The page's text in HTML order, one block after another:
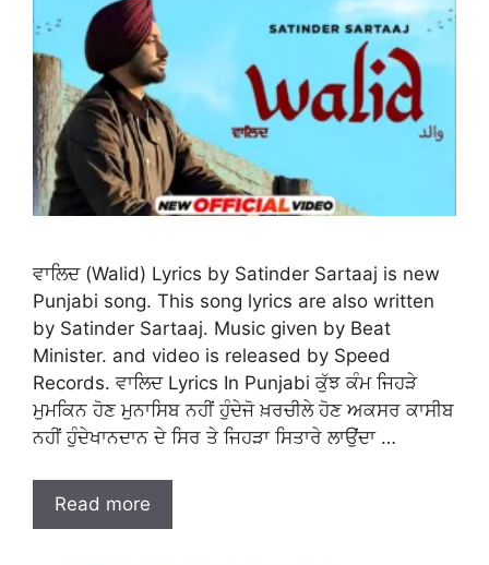
ਵਾਲਿਦ (Walid) Lyrics by Satinder Sartaaj is new
Punjabi song. This song lyrics are also written
by Satinder Sartaaj. Music given by Beat
Minister. and video is released by Speed
Records. ਵਾਲਿਦ Lyrics In Punjabi ਕੁੱਝ ਕੰਮ ਜਿਹੜੇ
ਮੁਮਕਿਨ ਹੋਣ ਮੁਨਾਸਿਬ ਨਹੀਂ ਹੁੰਦੇਜੋ ਖ਼ਰਚੀਲੇ ਹੋਣ ਅਕਸਰ ਕਾਸੀਬ
ਨਹੀਂ ਹੁੰਦੇਖਾਨਦਾਨ ਦੇ ਸਿਰ ਤੇ ਜਿਹੜਾ ਸਿਤਾਰੇ ਲਾਉਂਦਾ …
Read more